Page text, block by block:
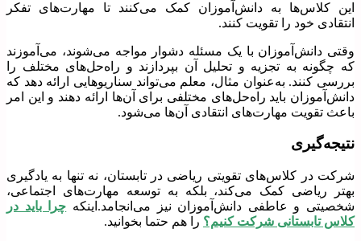
این کلاس‌ها به دانش‌آموزان کمک می‌کنند تا مهارت‌های تفکر
انتقادی خود را تقویت کنند.
وقتی دانش‌آموزان با یک مسئله دشوار مواجه می‌شوند، می‌آموزند
که چگونه به تجزیه و تحلیل آن بپردازند و راه‌حل‌های مختلف را
بررسی کنند. به‌عنوان مثال، معلم می‌تواند سناریوهایی ارائه دهد که
دانش‌آموزان باید راه‌حل‌های مختلفی برای آن‌ها ارائه دهند و این امر
باعث تقویت مهارت‌های انتقادی آن‌ها می‌شود.
نتیجه‌گیری
شرکت در کلاس‌های تقویتی ریاضی در تابستان، نه تنها به یادگیری
بهتر ریاضی کمک می‌کند، بلکه به توسعه مهارت‌های اجتماعی،
شخصیتی و عاطفی دانش‌آموزان نیز می‌انجامد.اینکه چرا باید در
کلاس تابستانی شرکت کنیم؟ را هم حتما بخوانید.